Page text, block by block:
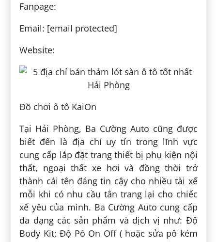
Fanpage:
Email: [email protected]
Website:
Đồ chơi ô tô KaiOn
Tại Hải Phòng, Ba Cường Auto cũng được
biết đến là địa chỉ uy tín trong lĩnh vực
cung cấp lắp đặt trang thiết bị phụ kiện nội
thất, ngoại thất xe hơi và đồng thời trở
thành cái tên đáng tin cậy cho nhiều tài xế
mỗi khi có nhu cầu tân trang lại cho chiếc
xế yêu của mình. Ba Cường Auto cung cấp
đa dạng các sản phẩm và dịch vị như: Độ
Body Kit; Độ Pô On Off ( hoặc sửa pô kém